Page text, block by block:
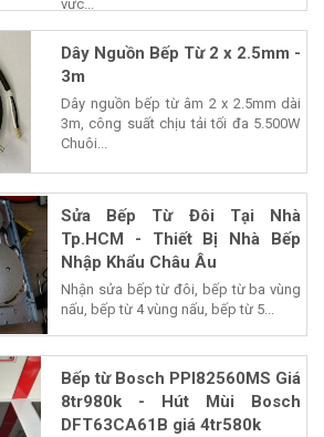
vực...
Dây Nguồn Bếp Từ 2 x 2.5mm -
3m
Dây nguồn bếp từ âm 2 x 2.5mm dài
3m, công suất chịu tải tối đa 5.500W
Chuôi...
Sửa Bếp Từ Đôi Tại Nhà
Tp.HCM - Thiết Bị Nhà Bếp
Nhập Khẩu Châu Âu
Nhận sửa bếp từ đôi, bếp từ ba vùng
nấu, bếp từ 4 vùng nấu, bếp từ 5...
Bếp từ Bosch PPI82560MS Giá
8tr980k - Hút Mùi Bosch
DFT63CA61B giá 4tr580k